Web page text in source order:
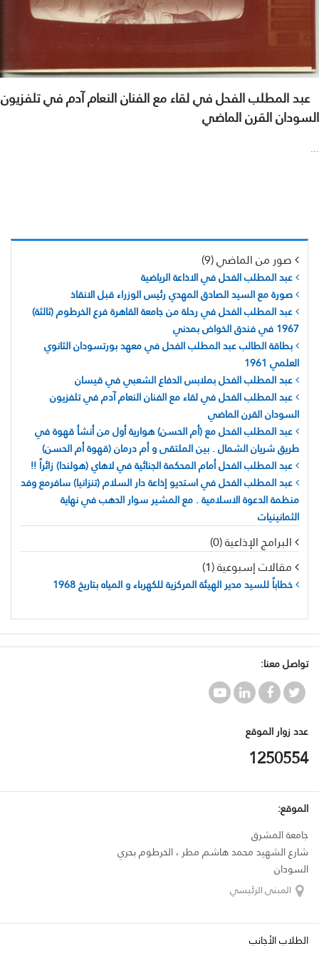
عبد المطلب الفحل في لقاء مع الفنان النعام آدم في تلفزيون
السودان القرن الماضي
...
صور من الماضي (9)
عبد المطلب الفحل في الاذاعة الرياضية
صورة مع السيد الصادق المهدي رئيس الوزراء قبل الانقاذ
عبد المطلب الفحل في رحلة من جامعة القاهرة فرع الخرطوم (ثالثة)
1967 في فندق الخواض بمدني
بطاقة الطالب عبد المطلب الفحل في معهد بورتسودان الثانوي
العلمي 1961
عبد المطلب الفحل بملابس الدفاع الشعبي في قيسان
عبد المطلب الفحل في لقاء مع الفنان النعام آدم في تلفزيون
السودان القرن الماضي
عبد المطلب الفحل مع (أم الحسن) هوارية أول من أنشأ قهوة في
طريق شريان الشمال . بين الملتقى و أم درمان (قهوة أم الحسن)
عبد المطلب الفحل أمام المحكمة الجنائية في لاهاي (هولندا) زائراً !!
عبد المطلب الفحل في استديو إذاعة دار السلام (تنزانيا) سافرمع وفد
منظمة الدعوة الاسلامية . مع المشير سوار الدهب في نهاية
الثمانينيات
البرامج الإذاعية (0)
مقالات إسبوعية (1)
خطاباً للسيد مدير الهيئة المركزية للكهرباء و المياه بتاريخ 1968
تواصل معنا:
عدد زوار الموقع
1250554
الموقع:
جامعة المشرق
شارع الشهيد محمد هاشم مطر ، الخرطوم بحري
السودان
المبنى الرئيسي
الطلاب الأجانب